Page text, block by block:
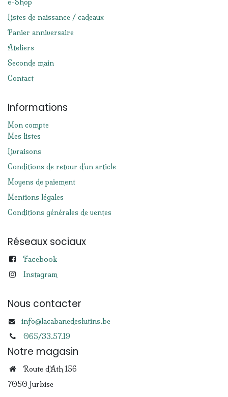
e-Shop
Listes de naissance / cadeaux
Panier anniversaire
Ateliers
Seconde main
Contact
Informations
Mon compte
Mes listes
Livraisons
Conditions de retour d'un article
Moyens de paiement
Mentions légales
Conditions générales de ventes
Réseaux sociaux
Facebook
Instagram
Nous contacter
info@lacabanedeslutins.be
065/33.57.19
Notre magasin
Route d'Ath 156
7050 Jurbise